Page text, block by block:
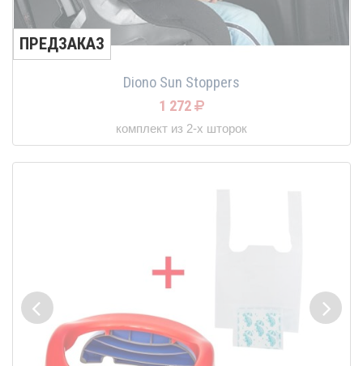
ПРЕДЗАКАЗ
Diono Sun Stoppers
1 272
комплект из 2-х шторок